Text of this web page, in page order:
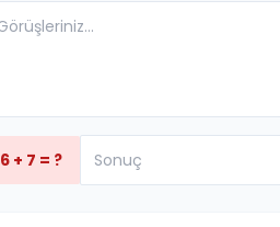
6 + 7 = ?